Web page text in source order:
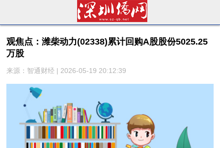
观焦点：潍柴动力(02338)累计回购A股股份5025.25
万股
来源：智通财经 | 2026-05-19 20:12:39